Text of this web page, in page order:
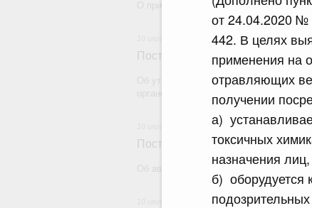
от 24.04.2020 №
442. В целях
применения на
отравляющих
получении
а)
токсичных
назначения
б)
О признании утратившими силу
Постановление Правительства
Об утверждении требований к
органов федеральной службы
Постановление Правительства
Об авансировании государственного